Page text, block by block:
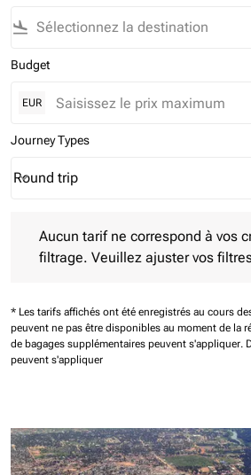
flight_land
Budget
EUR
Journey Types
Journey Types option Round trip
Round trip
keyboard_arrow_down
Aucun tarif ne correspond à vos
filtrage. Veuillez ajuster vos
* Les tarifs affichés ont été enregistrés au cours
peuvent ne pas être disponibles au moment de la
de bagages supplémentaires peuvent s'appliquer.
peuvent s'appliquer